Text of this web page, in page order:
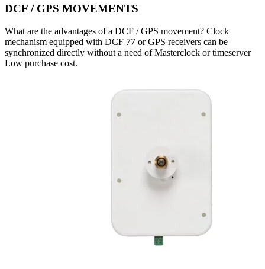
DCF / GPS MOVEMENTS
What are the advantages of a DCF / GPS movement? Clock
mechanism equipped with DCF 77 or GPS receivers can be
synchronized directly without a need of Masterclock or timeserver
Low purchase cost.